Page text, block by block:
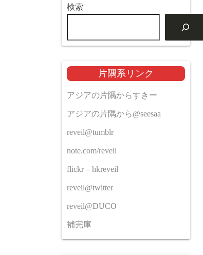
検索
片隅系リンク
アジアの片隅からすきー
アジアの片隅から@seesaa
reveil@tumblr
note.com/reveil
flickr – hkreveil
reveil@twitter
reveil@DUCO
補完庫